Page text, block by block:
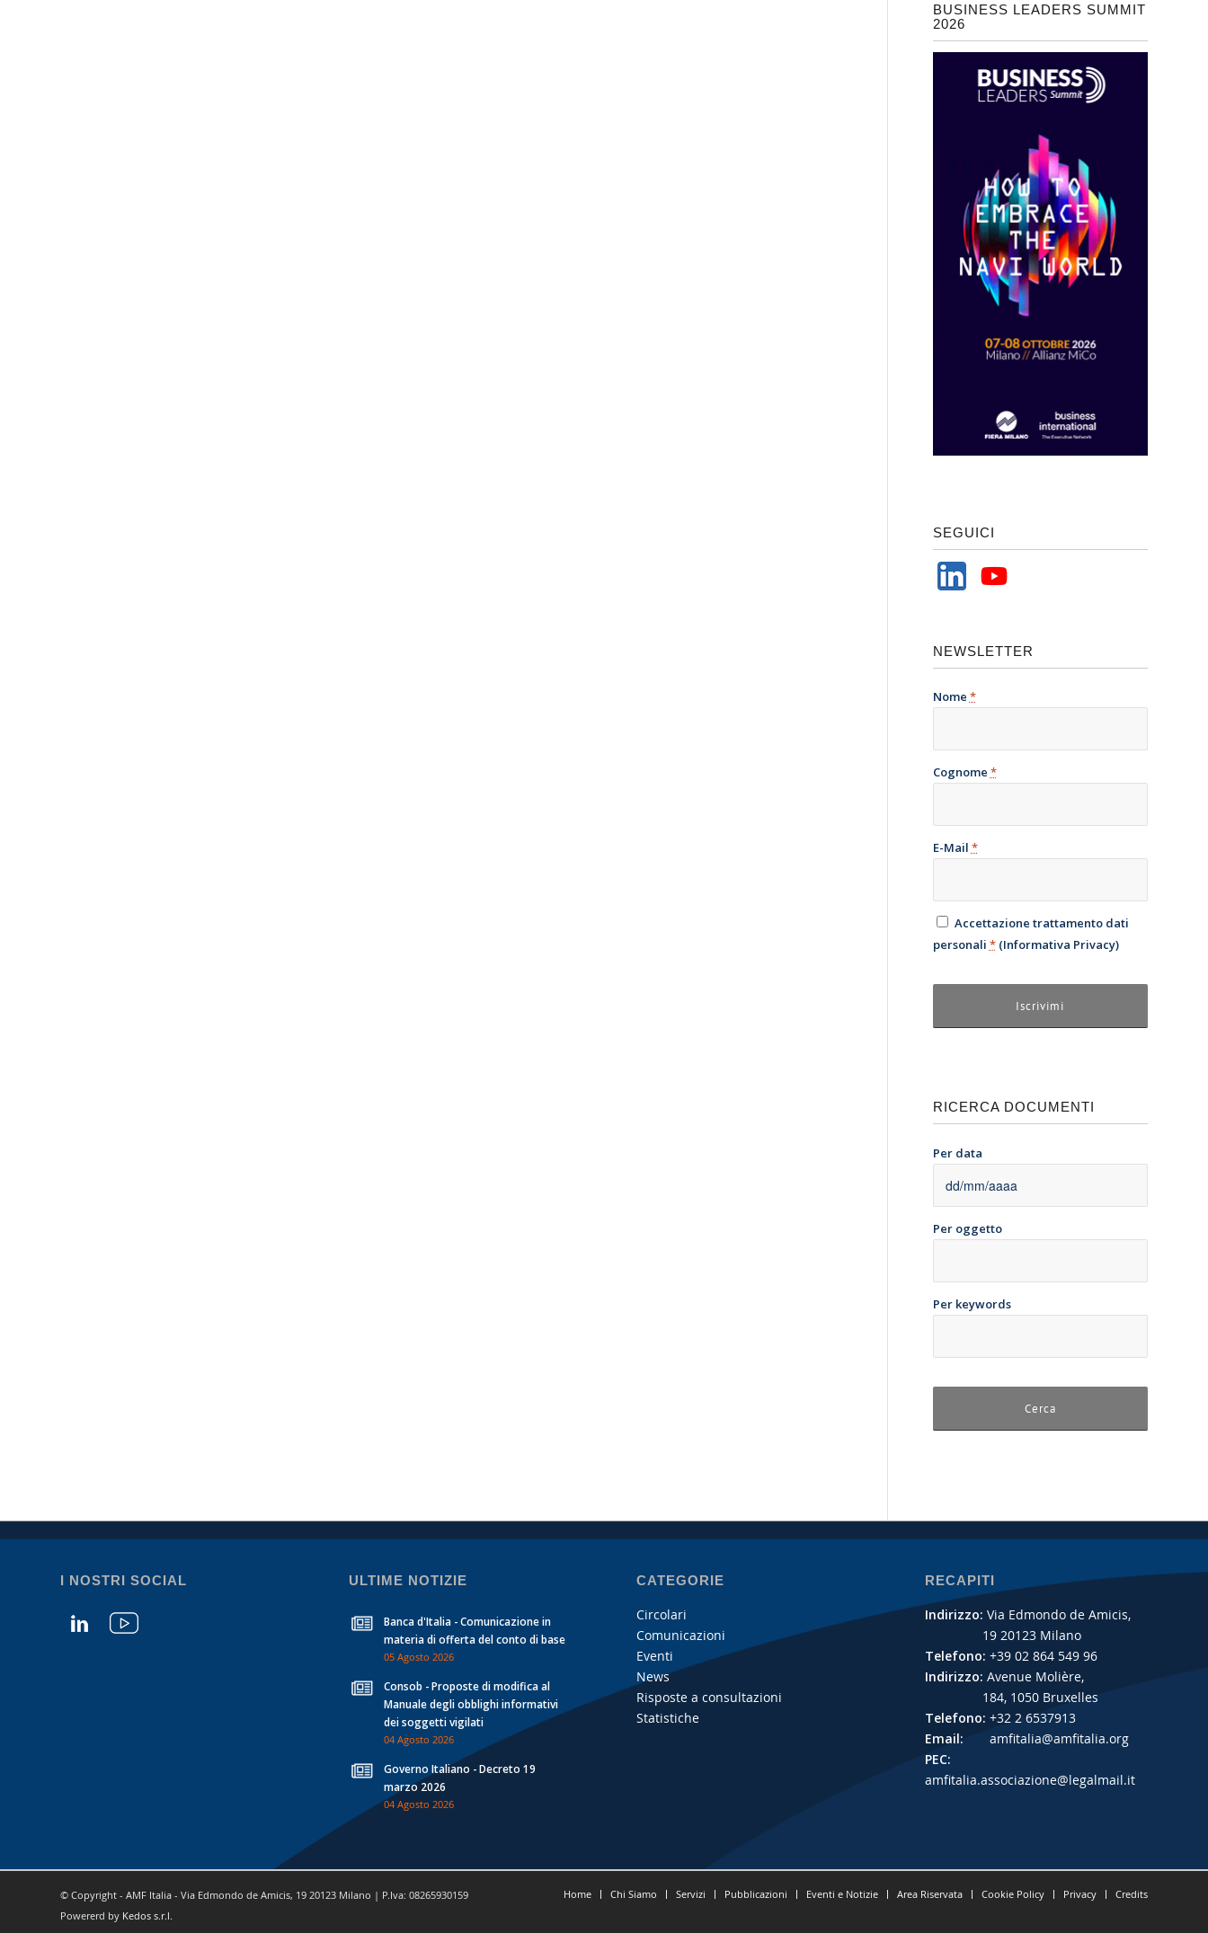
BUSINESS LEADERS SUMMIT
2026
SEGUICI
NEWSLETTER
Nome *
Cognome *
E-Mail *
Accettazione trattamento dati
personali *(Informativa Privacy)
RICERCA DOCUMENTI
Per data
Per oggetto
Per keywords
I NOSTRI SOCIAL ULTIME NOTIZIE
Banca d'Italia - Comunicazione in
materia di offerta del conto di base
05 Agosto 2026
Consob - Proposte di modifica al
Manuale degli obblighi informativi
dei soggetti vigilati
04 Agosto 2026
Governo Italiano - Decreto 19
marzo 2026
04 Agosto 2026
CATEGORIE
Circolari
Comunicazioni
Eventi
News
Risposte a consultazioni
Statistiche
RECAPITI
Indirizzo: Via Edmondo de Amicis,
19 20123 Milano
Telefono: +39 02 864 549 96
Indirizzo: Avenue Molière,
184, 1050 Bruxelles
Telefono: +32 2 6537913
Email:
amfitalia@amfitalia.org
PEC:
amfitalia.associazione@legalmail.it
© Copyright - AMF Italia - Via Edmondo de Amicis, 19 20123 Milano | P.Iva: 08265930159
Powererd by Kedos s.r.l.
Home Chi Siamo Servizi Pubblicazioni Eventi e Notizie Area Riservata Cookie Policy Privacy Credits